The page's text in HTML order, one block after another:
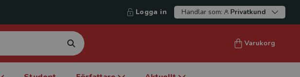
Logga in Handlar som: Privatkund
Varukorg